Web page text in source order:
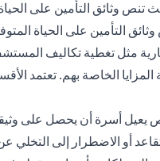
تنص وثائق التأمين على
التأمين على الحياة
مثل تغطية تكاليف
الخاصة بهم. تعتمد
أسرة أن يحصل على
أو الاضطرار إلى التخلي